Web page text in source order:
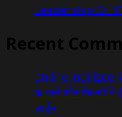
Leadership Of
Recent
online ingilizce
के गाने और फिल्मों में
साईन